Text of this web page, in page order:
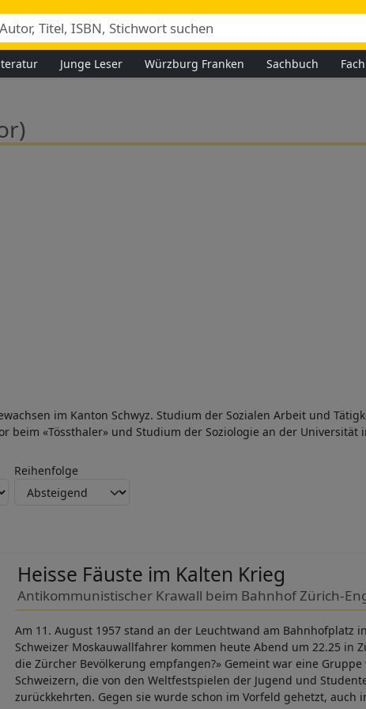
Junge Leser Würzburg Franken Sachbuch
im Kanton Schwyz. Studium der Sozialen Arbeit und
beim «Tössthaler» und Studium der Soziologie an der Universität
Reihenfolge
Heisse Fäuste im Kalten Krieg
Antikommunistischer Krawall beim Bahnhof Zürich-
Am 11. August 1957 stand an der Leuchtwand am Bahnhofplatz
Schweizer Moskauwallfahrer kommen heute Abend um 22.25 in
die Zürcher Bevölkerung empfangen?» Gemeint war eine
Schweizern, die von den Weltfestspielen der Jugend und
zurückkehrten. Gegen sie wurde schon im Vorfeld gehetzt, auch